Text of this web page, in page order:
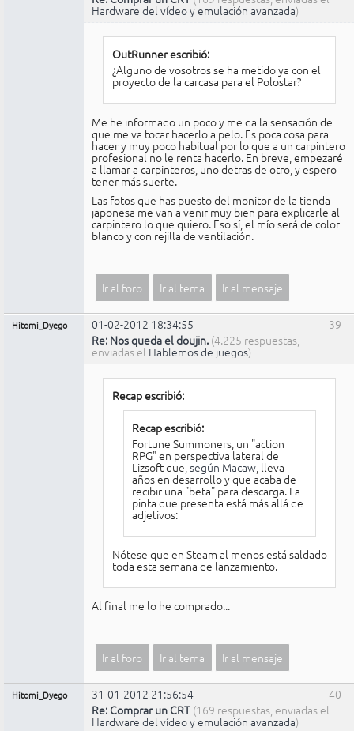
Hardware del vídeo y emulación avanzada)
OutRunner escribió:
¿Alguno de vosotros se ha metido ya con el
proyecto de la carcasa para el Polostar?
Me he informado un poco y me da la sensación de
que me va tocar hacerlo a pelo. Es poca cosa para
hacer y muy poco habitual por lo que a un carpintero
profesional no le renta hacerlo. En breve, empezaré
a llamar a carpinteros, uno detras de otro, y espero
tener más suerte.
Las fotos que has puesto del monitor de la tienda
japonesa me van a venir muy bien para explicarle al
carpintero lo que quiero. Eso sí, el mío será de color
blanco y con rejilla de ventilación.
Ir al foro Ir al tema Ir al mensaje
39
Hitomi_Dyego
01-02-2012 18:34:55
Re: Nos queda el doujin. (4.225 respuestas,
enviadas el Hablemos de juegos)
Recap escribió:
Recap escribió:
Fortune Summoners, un "action
RPG" en perspectiva lateral de
Lizsoft que, según Macaw , lleva
años en desarrollo y que acaba de
recibir una "beta" para descarga. La
pinta que presenta está más allá de
adjetivos:
Nótese que en Steam al menos está saldado
toda esta semana de lanzamiento.
Al final me lo he comprado...
Ir al foro Ir al tema Ir al mensaje
40
Hitomi_Dyego
31-01-2012 21:56:54
Re: Comprar un CRT (169 respuestas, enviadas el
Hardware del vídeo y emulación avanzada)